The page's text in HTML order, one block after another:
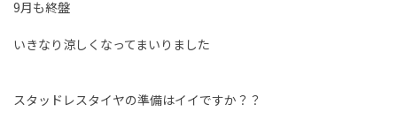
9月も終盤
いきなり涼しくなってまいりました
スタッドレスタイヤの準備はイイですか？？